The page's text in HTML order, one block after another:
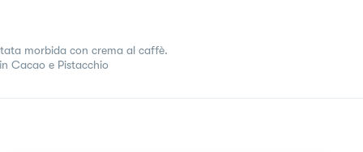
morbida con crema al caffè.
Cacao e Pistacchio